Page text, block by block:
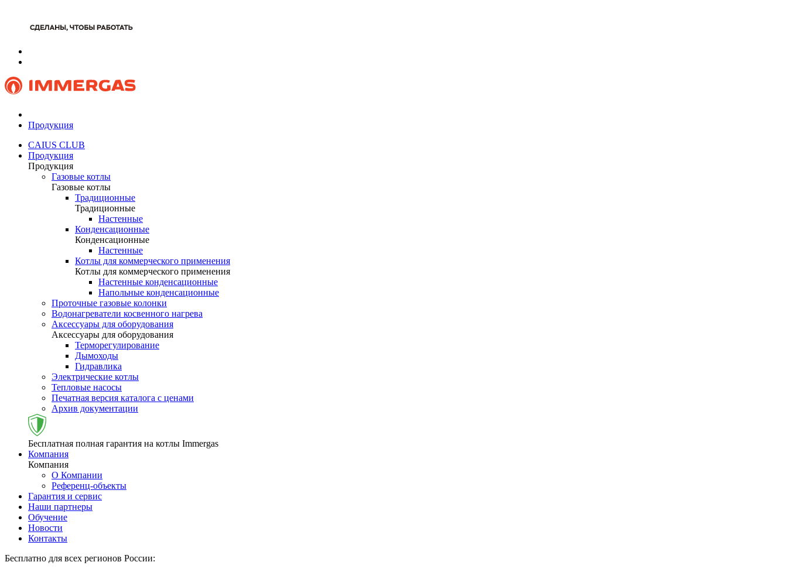
Продукция
CAIUS CLUB
Продукция
Продукция
Газовые котлы
Газовые котлы
Традиционные
Традиционные
Настенные
Конденсационные
Конденсационные
Настенные
Котлы для коммерческого применения
Котлы для коммерческого применения
Настенные конденсационные
Напольные конденсационные
Проточные газовые колонки
Водонагреватели косвенного нагрева
Аксессуары для оборудования
Аксессуары для оборудования
Терморегулирование
Дымоходы
Гидравлика
Электрические котлы
Тепловые насосы
Печатная версия каталога с ценами
Архив документации
Бесплатная полная гарантия на котлы Immergas
Компания
Компания
О Компании
Референц-объекты
Гарантия и сервис
Наши партнеры
Обучение
Новости
Контакты
Бесплатно для всех регионов России: